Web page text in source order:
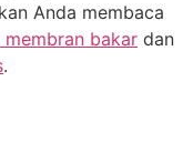
Anda membaca
bakar dan
.